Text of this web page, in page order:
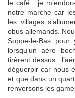
le café : je
notre marche car
les villages
obus allemands.
Soppe-le-Bas
lorsqu’un aéro
tirèrent dessus :
déguerpir car nous
et que dans un
renversons les